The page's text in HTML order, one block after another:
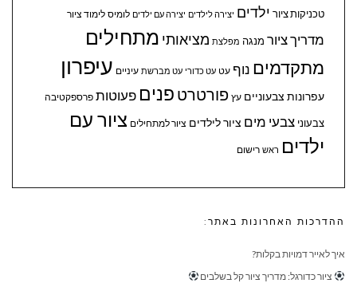
טכניקות ציור ילדים יצירה לילדים יצירה עם ילדים לומיס לימוד ציור
מדריך ציור מנגה מפלצת מציאותי מתחילים
מתקדמים נוף עט עט כדורי עט מברשת עיניים עיפרון
עפרונות צבעוניים עץ פורטרט פנים פעוטות פרספקטיבה
צבעוני צבעי מים ציור לילדים ציור למתחילים ציור עם
ילדים ראש רישום
ההדרכות האחרונות באתר:
איך לאייר דמויות בקלות?
ציור כדורגל: מדריך ציור קל בשלבים